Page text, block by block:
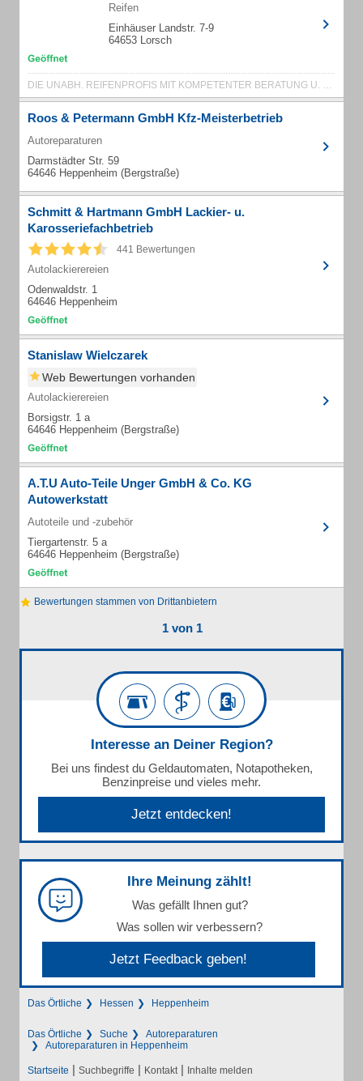
Reifen
Einhäuser Landstr. 7-9
64653 Lorsch
DIE UNABH. REIFENPROFIS MIT KOMPETENTER BERATUNG U. ZUVERL. KFZ-REPARATUREN
Roos & Petermann GmbH Kfz-Meisterbetrieb
Autoreparaturen
Darmstädter Str. 59
64646 Heppenheim (Bergstraße)
Schmitt & Hartmann GmbH Lackier- u.
Karosseriefachbetrieb
441 Bewertungen
Autolackierereien
Odenwaldstr. 1
64646 Heppenheim
Stanislaw Wielczarek
Web Bewertungen vorhanden
Autolackierereien
Borsigstr. 1 a
64646 Heppenheim (Bergstraße)
A.T.U Auto-Teile Unger GmbH & Co. KG
Autowerkstatt
Autoteile und -zubehör
Tiergartenstr. 5 a
64646 Heppenheim (Bergstraße)
Bewertungen stammen von Drittanbietern
1 von 1
Interesse an Deiner Region?
Bei uns findest du Geldautomaten, Notapotheken,
Benzinpreise und vieles mehr.
Jetzt entdecken!
Ihre Meinung zählt!
Was gefällt Ihnen gut?
Was sollen wir verbessern?
Jetzt Feedback geben!
Das Örtliche Hessen Heppenheim
Das Örtliche Suche
Autoreparaturen
Autoreparaturen in Heppenheim
Startseite | Suchbegriffe | Kontakt | Inhalte melden